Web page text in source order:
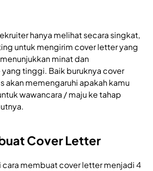
hanya melihat secara singkat,
untuk mengirim cover letter yang
minat dan
tinggi. Baik buruknya cover
akan memengaruhi apakah kamu
wawancara / maju ke tahap
Cover Letter
cara membuat cover letter menjadi 4